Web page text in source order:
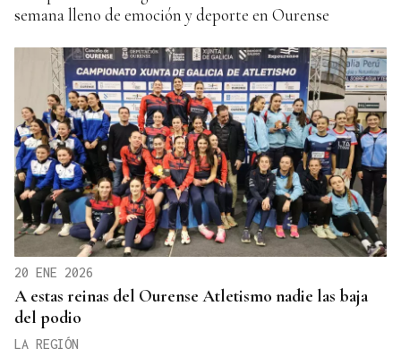
semana lleno de emoción y deporte en Ourense
20 ENE 2026
A estas reinas del Ourense Atletismo nadie las baja
del podio
LA REGIÓN